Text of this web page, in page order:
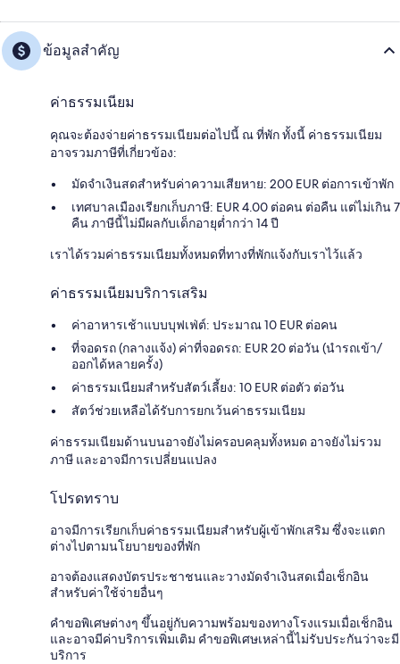
ข้อมูลสำคัญ
ค่าธรรมเนียม
คุณจะต้องจ่ายค่าธรรมเนียมต่อไปนี้ ณ ที่พัก ทั้งนี้ ค่าธรรมเนียม
อาจรวมภาษีที่เกี่ยวข้อง:
มัดจำเงินสดสำหรับค่าความเสียหาย: 200 EUR ต่อการเข้าพัก
เทศบาลเมืองเรียกเก็บภาษี: EUR 4.00 ต่อคน ต่อคืน แต่ไม่เกิน 7
คืน ภาษีนี้ไม่มีผลกับเด็กอายุต่ำกว่า 14 ปี
เราได้รวมค่าธรรมเนียมทั้งหมดที่ทางที่พักแจ้งกับเราไว้แล้ว
ค่าธรรมเนียมบริการเสริม
ค่าอาหารเช้าแบบบุฟเฟ่ต์: ประมาณ 10 EUR ต่อคน
ที่จอดรถ (กลางแจ้ง) ค่าที่จอดรถ: EUR 20 ต่อวัน (นำรถเข้า/
ออกได้หลายครั้ง)
ค่าธรรมเนียมสำหรับสัตว์เลี้ยง: 10 EUR ต่อตัว ต่อวัน
สัตว์ช่วยเหลือได้รับการยกเว้นค่าธรรมเนียม
ค่าธรรมเนียมด้านบนอาจยังไม่ครอบคลุมทั้งหมด อาจยังไม่รวม
ภาษี และอาจมีการเปลี่ยนแปลง
โปรดทราบ
อาจมีการเรียกเก็บค่าธรรมเนียมสำหรับผู้เข้าพักเสริม ซึ่งจะแตก
ต่างไปตามนโยบายของที่พัก
อาจต้องแสดงบัตรประชาชนและวางมัดจำเงินสดเมื่อเช็กอิน
สำหรับค่าใช้จ่ายอื่นๆ
คำขอพิเศษต่างๆ ขึ้นอยู่กับความพร้อมของทางโรงแรมเมื่อเช็กอิน
และอาจมีค่าบริการเพิ่มเติม คำขอพิเศษเหล่านี้ไม่รับประกันว่าจะมี
บริการ